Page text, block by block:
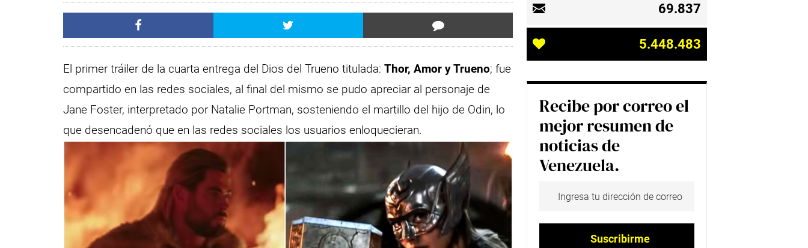
El primer tráiler de la cuarta entrega del Dios del Trueno titulada:Thor, Amor y Trueno; fue
compartido en las redes sociales, al final del mismo se pudo apreciar al personaje de
Jane Foster, interpretado por Natalie Portman, sosteniendo el martillo del hijo de Odin, lo
que desencadenó que en las redes sociales los usuarios enloquecieran.
69.837
5.448.483
Recibe por correo el
mejor resumen de
noticias de
Venezuela.